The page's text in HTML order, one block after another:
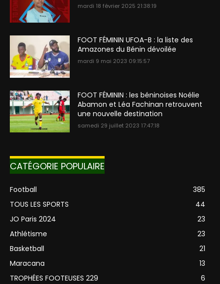
mardi 18 février 2025 21:38:19
FOOT FÉMININ UFOA-B : la liste des
Amazones du Bénin dévoilée
mardi 9 mai 2023 09:15:57
FOOT FÉMININ : les béninoises Noélie
Abamon et Léa Fachinan retrouvent
une nouvelle destination
samedi 29 juillet 2023 17:47:18
CATÉGORIE POPULAIRE
Football
385
TOUS LES SPORTS
44
JO Paris 2024
23
Athlétisme
23
Basketball
21
Maracana
13
TROPHÉES FOOTEUSES 229
6